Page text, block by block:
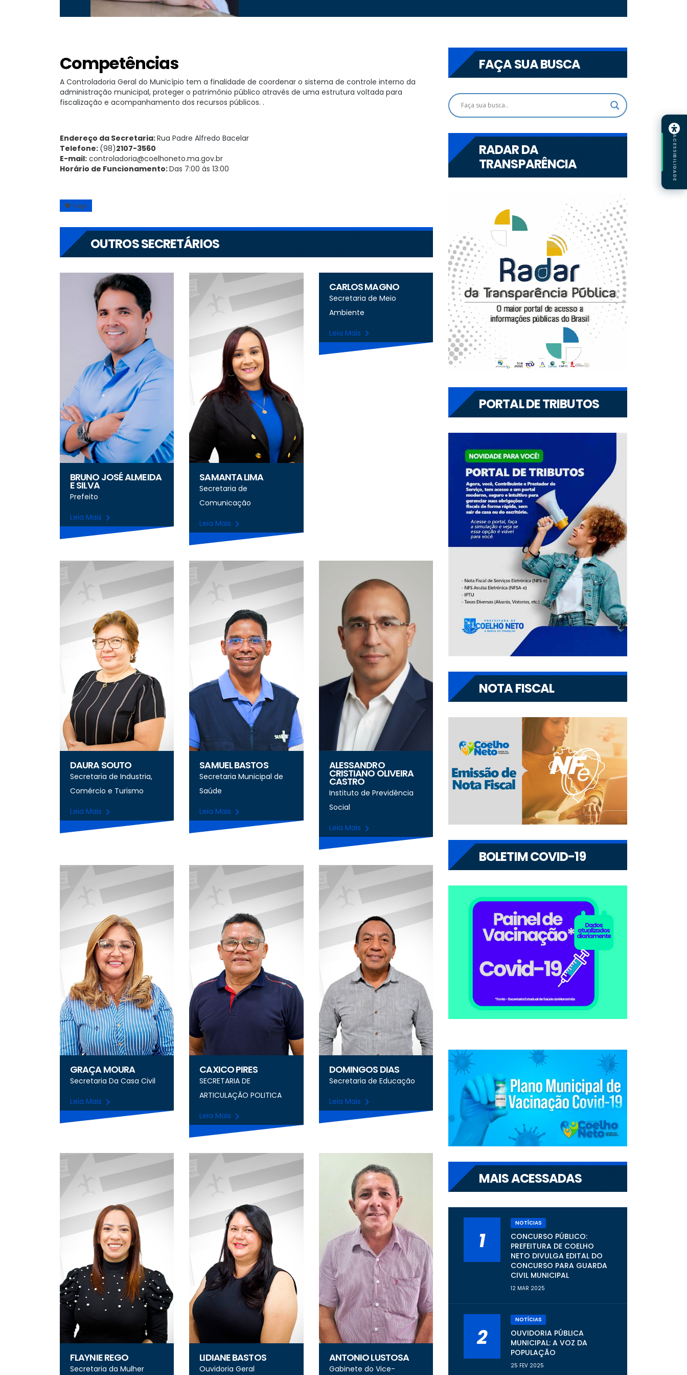
Competências
A Controladoria Geral do Município tem a finalidade de coordenar o sistema de controle interno da
administração municipal, proteger o patrimônio público através de uma estrutura voltada para
fiscalização e acompanhamento dos recursos públicos. .
Endereço da Secretaria:Rua Padre Alfredo Bacelar
Telefone: (98)2107-3560
E-mail: controladoria@coelhoneto.ma.gov.br
Horário de Funcionamento:Das 7:00 às 13:00
Tags
OUTROS SECRETÁRIOS
BRUNO JOSÉ ALMEIDA
E SILVA
Prefeito
Leia Mais
SAMANTA LIMA
Secretaria de
Comunicação
Leia Mais
CARLOS MAGNO
Secretaria de Meio
Ambiente
Leia Mais
DAURA SOUTO
Secretaria de Industria,
Comércio e Turismo
Leia Mais
SAMUEL BASTOS
Secretaria Municipal de
Saúde
Leia Mais
ALESSANDRO
CRISTIANO OLIVEIRA
CASTRO
Instituto de Previdência
Social
Leia Mais
GRAÇA MOURA
Secretaria Da Casa Civil
Leia Mais
CAXICO PIRES
SECRETARIA DE
ARTICULAÇÃO POLITICA
Leia Mais
DOMINGOS DIAS
Secretaria de Educação
Leia Mais
FLAYNIE REGO
Secretaria da Mulher
LIDIANE BASTOS
Ouvidoria Geral
ANTONIO LUSTOSA
Gabinete do Vice-
FAÇA SUA BUSCA
RADAR DA
TRANSPARÊNCIA
PORTAL DE TRIBUTOS
NOTA FISCAL
BOLETIM COVID-19
MAIS ACESSADAS
1
NOTÍCIAS
CONCURSO PÚBLICO:
PREFEITURA DE COELHO
NETO DIVULGA EDITAL DO
CONCURSO PARA GUARDA
CIVIL MUNICIPAL
12 MAR 2025
2
NOTÍCIAS
OUVIDORIA PÚBLICA
MUNICIPAL: A VOZ DA
POPULAÇÃO
25 FEV 2025
ACESSIBILIDADE